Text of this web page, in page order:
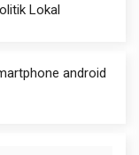
Lokal
android